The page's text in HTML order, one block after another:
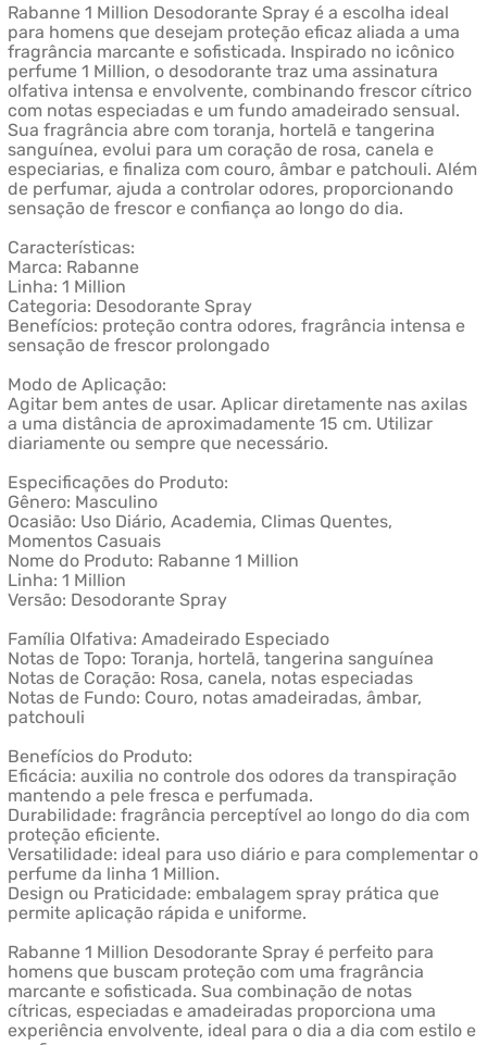
Rabanne 1 Million Desodorante Spray é a escolha ideal
para homens que desejam proteção eficaz aliada a uma
fragrância marcante e sofisticada. Inspirado no icônico
perfume 1 Million, o desodorante traz uma assinatura
olfativa intensa e envolvente, combinando frescor cítrico
com notas especiadas e um fundo amadeirado sensual.
Sua fragrância abre com toranja, hortelã e tangerina
sanguínea, evolui para um coração de rosa, canela e
especiarias, e finaliza com couro, âmbar e patchouli. Além
de perfumar, ajuda a controlar odores, proporcionando
sensação de frescor e confiança ao longo do dia.
Características:
Marca: Rabanne
Linha: 1 Million
Categoria: Desodorante Spray
Benefícios: proteção contra odores, fragrância intensa e
sensação de frescor prolongado
Modo de Aplicação:
Agitar bem antes de usar. Aplicar diretamente nas axilas
a uma distância de aproximadamente 15 cm. Utilizar
diariamente ou sempre que necessário.
Especificações do Produto:
Gênero: Masculino
Ocasião: Uso Diário, Academia, Climas Quentes,
Momentos Casuais
Nome do Produto: Rabanne 1 Million
Linha: 1 Million
Versão: Desodorante Spray
Família Olfativa: Amadeirado Especiado
Notas de Topo: Toranja, hortelã, tangerina sanguínea
Notas de Coração: Rosa, canela, notas especiadas
Notas de Fundo: Couro, notas amadeiradas, âmbar,
patchouli
Benefícios do Produto:
Eficácia: auxilia no controle dos odores da transpiração
mantendo a pele fresca e perfumada.
Durabilidade: fragrância perceptível ao longo do dia com
proteção eficiente.
Versatilidade: ideal para uso diário e para complementar o
perfume da linha 1 Million.
Design ou Praticidade: embalagem spray prática que
permite aplicação rápida e uniforme.
Rabanne 1 Million Desodorante Spray é perfeito para
homens que buscam proteção com uma fragrância
marcante e sofisticada. Sua combinação de notas
cítricas, especiadas e amadeiradas proporciona uma
experiência envolvente, ideal para o dia a dia com estilo e